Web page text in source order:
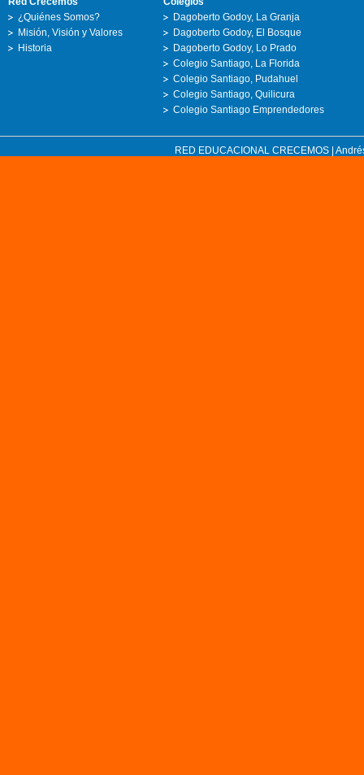
¿Quiénes Somos?
Misión, Visión y Valores
Historia
Dagoberto Godoy, La Granja
Dagoberto Godoy, El Bosque
Dagoberto Godoy, Lo Prado
Colegio Santiago, La Florida
Colegio Santiago, Pudahuel
Colegio Santiago, Quilicura
Colegio Santiago Emprendedores
RED EDUCACIONAL CRECEMOS |